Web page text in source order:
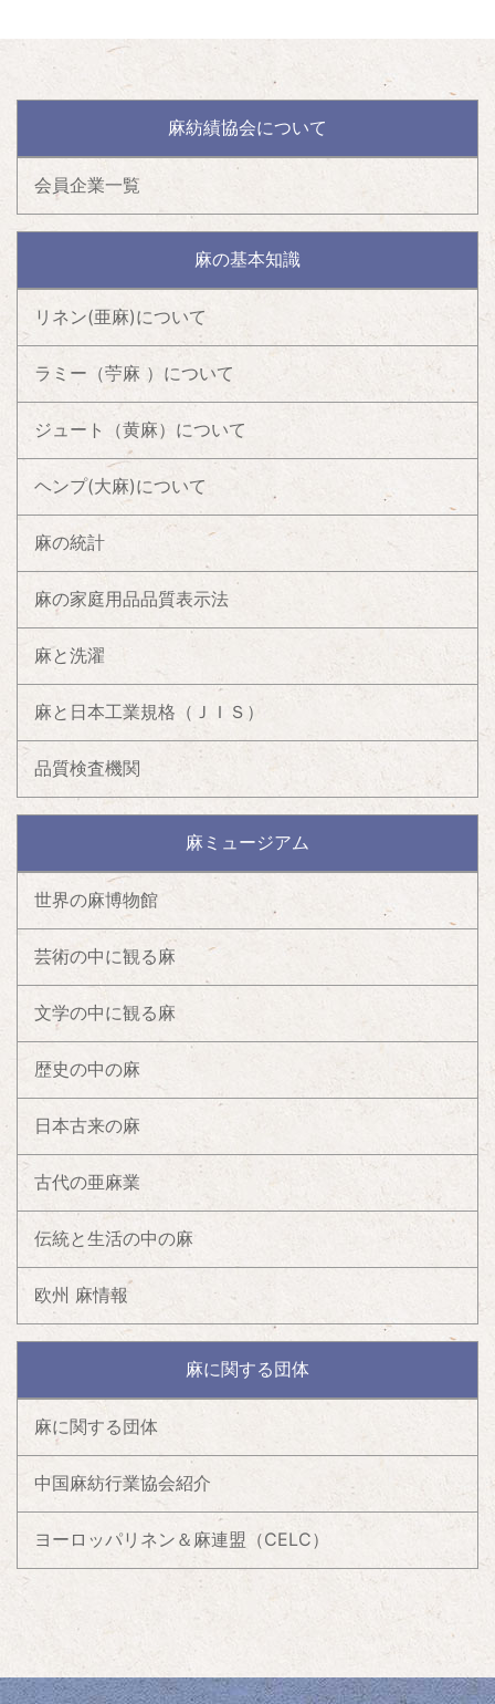
麻紡績協会について
会員企業一覧
麻の基本知識
リネン(亜麻)について
ラミー（苧麻 ）について
ジュート（黄麻）について
ヘンプ(大麻)について
麻の統計
麻の家庭用品品質表示法
麻と洗濯
麻と日本工業規格（ＪＩＳ）
品質検査機関
麻ミュージアム
世界の麻博物館
芸術の中に観る麻
文学の中に観る麻
歴史の中の麻
日本古来の麻
古代の亜麻業
伝統と生活の中の麻
欧州 麻情報
麻に関する団体
麻に関する団体
中国麻紡行業協会紹介
ヨーロッパリネン＆麻連盟（CELC）